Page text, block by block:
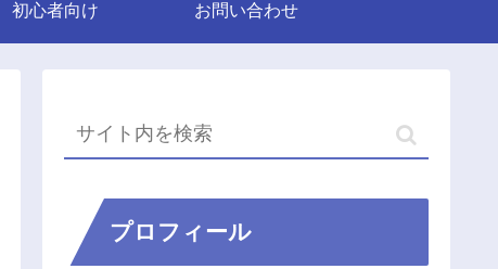
初心者向け お問い合わせ
プロフィール